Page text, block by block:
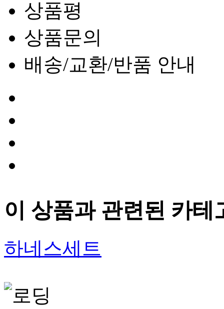
상품평
상품문의
배송/교환/반품 안내
이 상품과 관련된 카테
하네스세트